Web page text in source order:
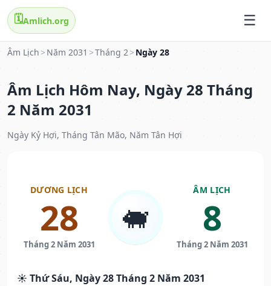
🗓️Amlich.org
Âm Lịch > Năm 2031 >Tháng 2> Ngày 28
Âm Lịch Hôm Nay, Ngày 28 Tháng
2 Năm 2031
Ngày Kỷ Hợi, Tháng Tân Mão, Năm Tân Hợi
DƯƠNG LỊCH
28
Tháng 2 Năm 2031
🐖
ÂM LỊCH
8
Tháng 2 Năm 2031
☀️ Thứ Sáu, Ngày 28 Tháng 2 Năm 2031